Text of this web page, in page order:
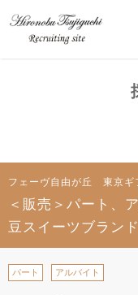
フェーヴ自由が丘 東京ギ
＜販売＞パート、
豆スイーツブラン
パート アルバイト